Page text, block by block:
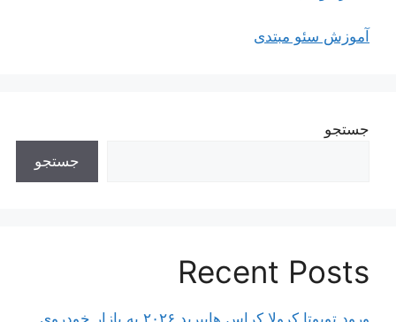
آموزش سئو مبتدی
جستجو
جستجو
Recent Posts
ورود تویوتا کرولا کراس هایبرید ۲۰۲۶ به بازار خودروی